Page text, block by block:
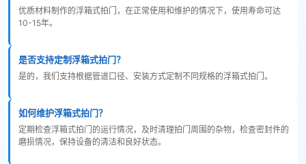
优质材料制作的浮箱式拍门，在正常使用和维护的情况下，使用寿命可达
10-15年。
是否支持定制浮箱式拍门？
是的，我们支持根据管道口径、安装方式定制不同规格的浮箱式拍门。
如何维护浮箱式拍门？
定期检查浮箱式拍门的运行情况，及时清理拍门周围的杂物，检查密封件的
磨损情况，保持设备的清洁和良好状态。